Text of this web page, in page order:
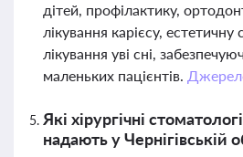
дітей, профілактику,
лікування карієсу,
лікування уві сні,
маленьких пацієнтів.
Які хірургічні
надають у Чернігівській